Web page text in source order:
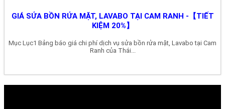
GIÁ SỬA BỒN RỬA MẶT, LAVABO TẠI CAM RANH -【TIẾT
KIỆM 20%】
Mục Lục1 Bảng báo giá chi phí dịch vụ sửa bồn rửa mặt, Lavabo tại Cam
Ranh của Thái...